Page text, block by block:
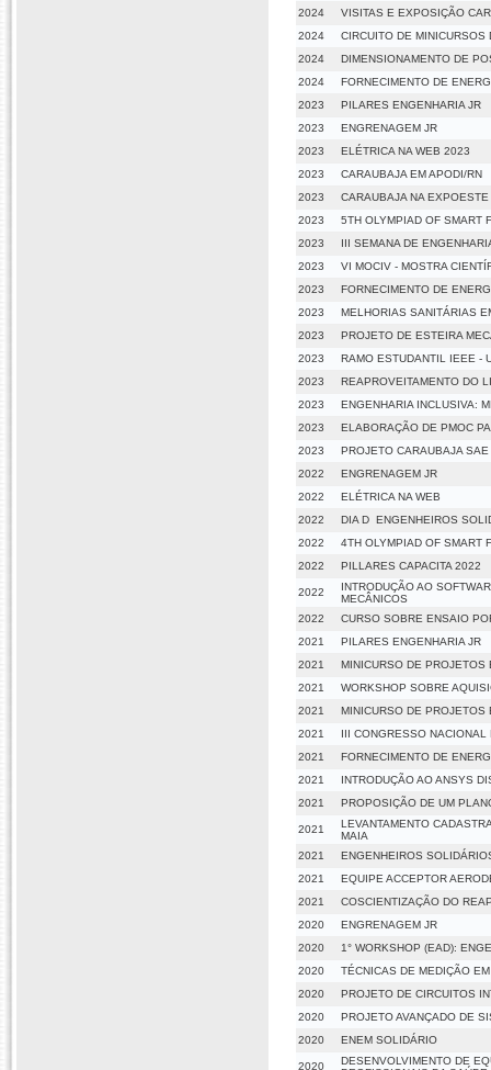
2024
VISITAS E EXPOSIÇÃO
2024
CIRCUITO DE MINICURSOS
2024
DIMENSIONAMENTO DE
2024
FORNECIMENTO DE
2023
PILARES ENGENHARIA JR
2023
ENGRENAGEM JR
2023
ELÉTRICA NA WEB 2023
2023
CARAUBAJA EM APODI/RN
2023
CARAUBAJA NA EXPOESTE
2023
5TH OLYMPIAD OF SMART
2023
III SEMANA DE
2023
VI MOCIV - MOSTRA
2023
FORNECIMENTO DE
2023
MELHORIAS SANITÁRIAS
2023
PROJETO DE ESTEIRA
2023
RAMO ESTUDANTIL IEEE -
2023
REAPROVEITAMENTO DO
2023
ENGENHARIA INCLUSIVA:
2023
ELABORAÇÃO DE PMOC
2023
PROJETO CARAUBAJA SAE
2022
ENGRENAGEM JR
2022
ELÉTRICA NA WEB
2022
DIA D  ENGENHEIROS
2022
4TH OLYMPIAD OF SMART
2022
PILLARES CAPACITA 2022
2022
INTRODUÇÃO AO
MECÂNICOS
2022
CURSO SOBRE ENSAIO
2021
PILARES ENGENHARIA JR
2021
MINICURSO DE PROJETOS
2021
WORKSHOP SOBRE
2021
MINICURSO DE PROJETOS
2021
III CONGRESSO NACIONAL
2021
FORNECIMENTO DE
2021
INTRODUÇÃO AO ANSYS
2021
PROPOSIÇÃO DE UM
2021
LEVANTAMENTO
MAIA
2021
ENGENHEIROS
2021
EQUIPE ACCEPTOR
2021
COSCIENTIZAÇÃO DO
2020
ENGRENAGEM JR
2020
1° WORKSHOP (EAD):
2020
TÉCNICAS DE MEDIÇÃO
2020
PROJETO DE CIRCUITOS
2020
PROJETO AVANÇADO DE
2020
ENEM SOLIDÁRIO
2020
DESENVOLVIMENTO DE